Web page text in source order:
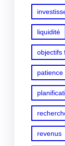
liquidité
objectifs
patience
revenus